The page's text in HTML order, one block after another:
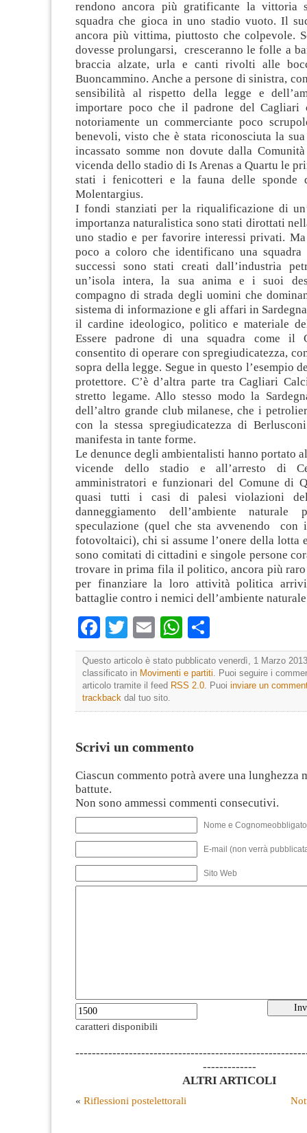
rendono ancora più gratificante la vittoria
squadra che gioca in uno stadio vuoto. Il
ancora più vittima, piuttosto che colpevole.
dovesse prolungarsi, cresceranno le folle a
braccia alzate, urla e canti rivolti alle
Buoncammino. Anche a persone di sinistra,
sensibilità al rispetto della legge e
importare poco che il padrone del Cagliari
notoriamente un commerciante poco
benevoli, visto che è stata riconosciuta la
incassato somme non dovute dalla
vicenda dello stadio di Is Arenas a Quartu le
stati i fenicotteri e la fauna delle sponde
Molentargius.
I fondi stanziati per la riqualificazione di
importanza naturalistica sono stati dirottati
uno stadio e per favorire interessi privati.
poco a coloro che identificano una
successi sono stati creati dall’industria
un’isola intera, la sua anima e i suoi
compagno di strada degli uomini che
sistema di informazione e gli affari in
il cardine ideologico, politico e materiale
Essere padrone di una squadra come il
consentito di operare con spregiudicatezza,
sopra della legge. Segue in questo l’esempio
protettore. C’è d’altra parte tra Cagliari
stretto legame. Allo stesso modo la
dell’altro grande club milanese, che i
con la stessa spregiudicatezza di
manifesta in tante forme.
Le denunce degli ambientalisti hanno portato
vicende dello stadio e all’arresto di
amministratori e funzionari del Comune di
quasi tutti i casi di palesi violazioni
danneggiamento dell’ambiente
speculazione (quel che sta avvenendo con
fotovoltaici), chi si assume l’onere della lotta
sono comitati di cittadini e singole persone
trovare in prima fila il politico, ancora più
per finanziare la loro attività politica
battaglie contro i nemici dell’ambiente
Facebook
TwitterEmailWhatsApp
Questo articolo è stato pubblicato venerdì, 1 Marzo
classificato in Movimenti e partiti. Puoi seguire i
articolo tramite il feed RSS 2.0. Puoi inviare un
trackback dal tuo sito.
Scrivi un commento
Ciascun commento potrà avere una lunghezza
battute.
Non sono ammessi commenti consecutivi.
Nome e
E-mail (non verrà
Sito Web
caratteri disponibili
-------------
ALTRI ARTICOLI
« Riflessioni postelettorali